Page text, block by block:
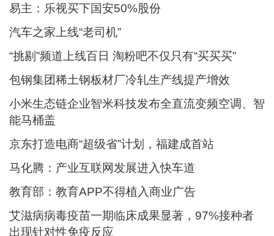
易主：乐视买下国安50%股份
汽车之家上线“老司机”
“挑剔”频道上线百日 淘粉吧不仅只有“买买买”
包钢集团稀土钢板材厂冷轧生产线提产增效
小米生态链企业智米科技发布全直流变频空调、智
能马桶盖
京东打造电商“超级省”计划，福建成首站
马化腾：产业互联网发展进入快车道
教育部：教育APP不得植入商业广告
艾滋病病毒疫苗一期临床成果显著，97%接种者
出现针对性免疫反应